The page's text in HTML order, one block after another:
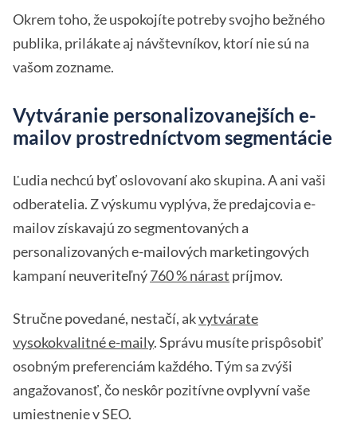
Okrem toho, že uspokojíte potreby svojho bežného
publika, prilákate aj návštevníkov, ktorí nie sú na
vašom zozname.
Vytváranie personalizovanejších e-
mailov prostredníctvom segmentácie
Ľudia nechcú byť oslovovaní ako skupina. A ani vaši
odberatelia. Z výskumu vyplýva, že predajcovia e-
mailov získavajú zo segmentovaných a
personalizovaných e-mailových marketingových
kampaní neuveriteľný760 % nárast príjmov.
Stručne povedané, nestačí, akvytvárate
vysokokvalitné e-maily. Správu musíte prispôsobiť
osobným preferenciám každého. Tým sa zvýši
angažovanosť, čo neskôr pozitívne ovplyvní vaše
umiestnenie v SEO.